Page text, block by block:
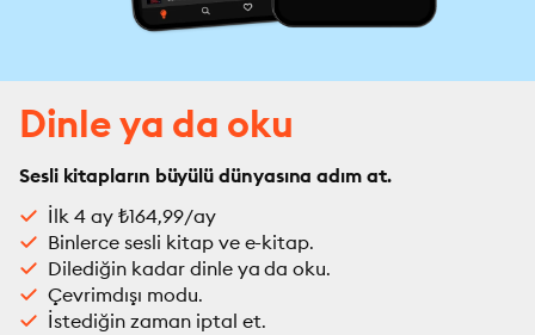
Dinle ya da oku
Sesli kitapların büyülü dünyasına adım at.
İlk 4 ay ₺164,99/ay
Binlerce sesli kitap ve e-kitap.
Dilediğin kadar dinle ya da oku.
Çevrimdışı modu.
İstediğin zaman iptal et.